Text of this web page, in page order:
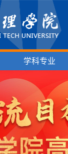
学科专业